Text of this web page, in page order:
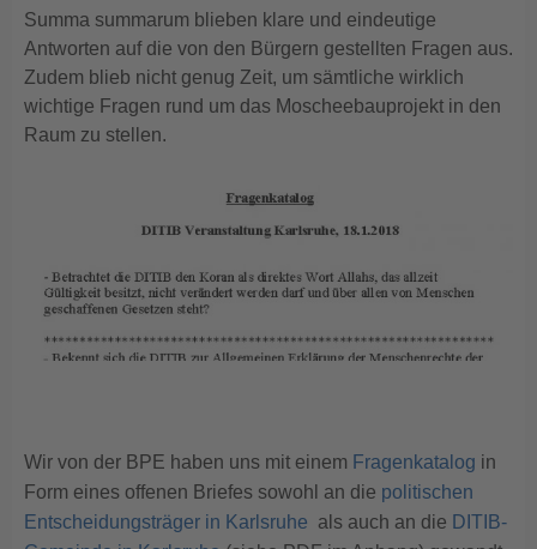
Summa summarum blieben klare und eindeutige
Antworten auf die von den Bürgern gestellten Fragen aus.
Zudem blieb nicht genug Zeit, um sämtliche wirklich
wichtige Fragen rund um das Moscheebauprojekt in den
Raum zu stellen.
Wir von der BPE haben uns mit einem Fragenkatalog in
Form eines offenen Briefes sowohl an die politischen
Entscheidungsträger in Karlsruhe als auch an die DITIB-